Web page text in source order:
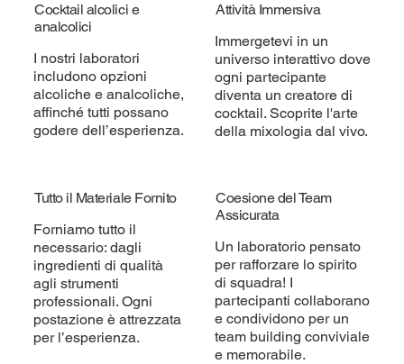
Cocktail alcolici e
analcolici
I nostri laboratori
includono opzioni
alcoliche e analcoliche,
affinché tutti possano
godere dell’esperienza.
Attività Immersiva
Immergetevi in un
universo interattivo dove
ogni partecipante
diventa un creatore di
cocktail. Scoprite l'arte
della mixologia dal vivo.
Tutto il Materiale Fornito
Forniamo tutto il
necessario: dagli
ingredienti di qualità
agli strumenti
professionali. Ogni
postazione è attrezzata
per l’esperienza.
Coesione del Team
Assicurata
Un laboratorio pensato
per rafforzare lo spirito
di squadra! I
partecipanti collaborano
e condividono per un
team building conviviale
e memorabile.